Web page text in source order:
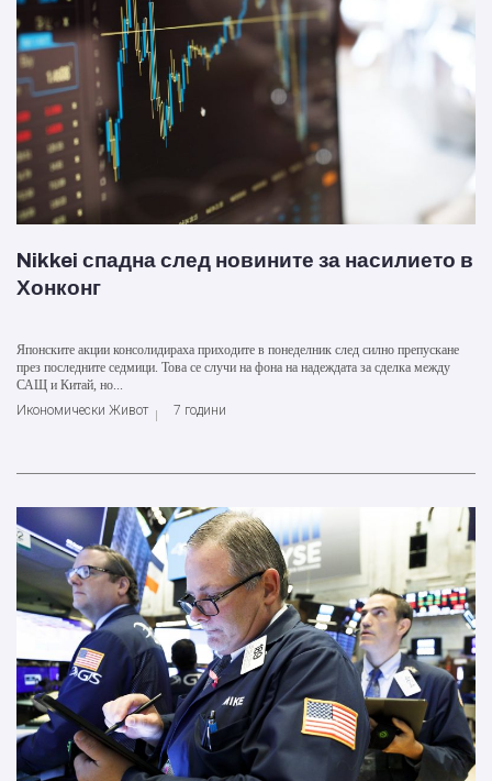
Nikkei спадна след новините за насилието в
Хонконг
Японските акции консолидираха приходите в понеделник след силно препускане
през последните седмици. Това се случи на фона на надеждата за сделка между
САЩ и Китай, но...
Икономически Живот
7 години